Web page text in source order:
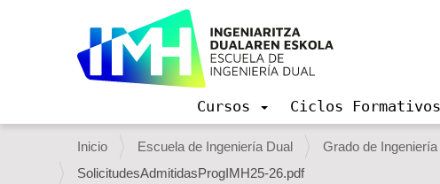
v
e
Cursos Ciclos Formativos
U
s
Inicio Escuela de Ingeniería Dual Grado de
SolicitudesAdmitidasProgIMH25-26.pdf